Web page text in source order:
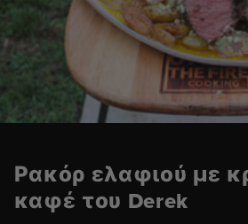
Ρακόρ ελαφιού με
καφέ του Derek